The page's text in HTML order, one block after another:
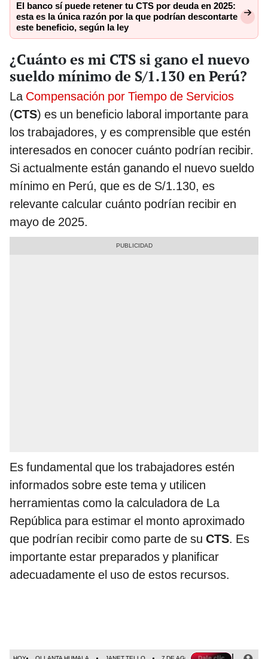
El banco sí puede retener tu CTS por deuda en 2025:
esta es la única razón por la que podrían descontarte
este beneficio, según la ley
¿Cuánto es mi CTS si gano el nuevo
sueldo mínimo de S/1.130 en Perú?
La Compensación por Tiempo de Servicios
(CTS) es un beneficio laboral importante para
los trabajadores, y es comprensible que estén
interesados en conocer cuánto podrían recibir.
Si actualmente están ganando el nuevo sueldo
mínimo en Perú, que es de S/1.130, es
relevante calcular cuánto podrían recibir en
mayo de 2025.
Es fundamental que los trabajadores estén
informados sobre este tema y utilicen
herramientas como la calculadora de La
República para estimar el monto aproximado
que podrían recibir como parte de su CTS. Es
importante estar preparados y planificar
adecuadamente el uso de estos recursos.